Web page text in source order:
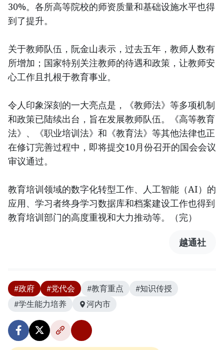
30%。各所高等院校的师资质量和基础设施水平也得
到了提升。
关于教师队伍，阮金山表示，过去五年，教师人数有
所增加；国家特别关注教师的待遇和政策，让教师安
心工作且扎根于教育事业。
令人印象深刻的一大亮点是，《教师法》等多项机制
和政策已陆续出台，旨在发展教师队伍。《高等教育
法》、《职业培训法》和《教育法》等其他法律也正
在修订完善过程中，即将提交10月份召开的国会会议
审议通过。
教育培训领域的数字化转型工作、人工智能（AI）的
应用、学习者终身学习数据库和档案建设工作也得到
教育培训部门的高度重视和大力推动等。（完）
越通社
#政府 #党代会 #教育重点
#知识传授
#学生能力培养
河内市